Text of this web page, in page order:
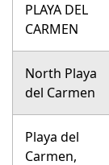
PLAYA DEL
CARMEN
North Playa
del Carmen
Playa del
Carmen,